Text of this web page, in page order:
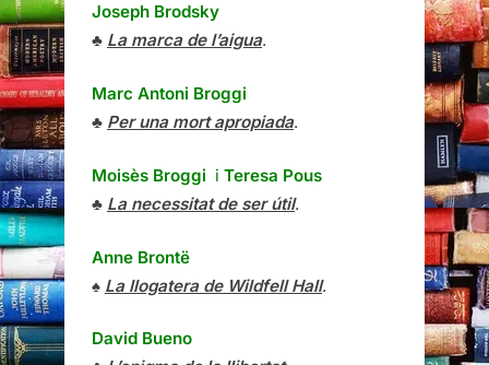
Joseph Brodsky
♣ La marca de l’aigua.
Marc Antoni Broggi
♣ Per una mort apropiada.
Moisès Broggi i Teresa Pous
♣ La necessitat de ser útil.
Anne Brontë
♠ La llogatera de Wildfell Hall.
David Bueno